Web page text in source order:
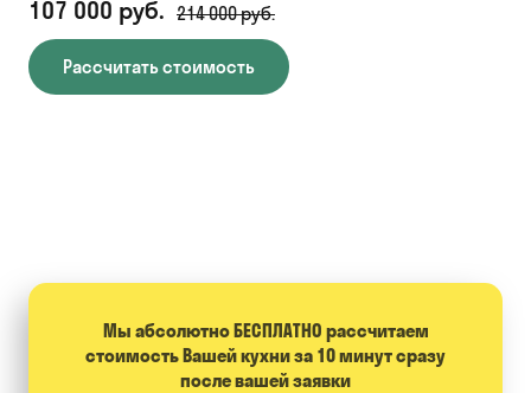
107 000 руб. 214 000 руб.
Рассчитать стоимость
Мы абсолютно БЕСПЛАТНО расcчитаем
стоимость Вашей кухни за 10 минут сразу
после вашей заявки